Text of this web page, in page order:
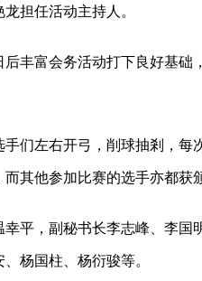
担任活动主持人。
丰富会务活动打下良好基
们左右开弓，削球抽剎，
其他参加比赛的选手亦都获
平，副秘书长李志峰、李
杨国柱、杨衍骏等。